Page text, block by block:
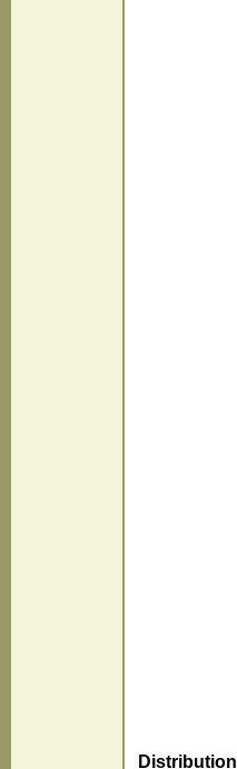
Distribution